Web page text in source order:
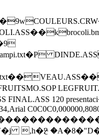
120